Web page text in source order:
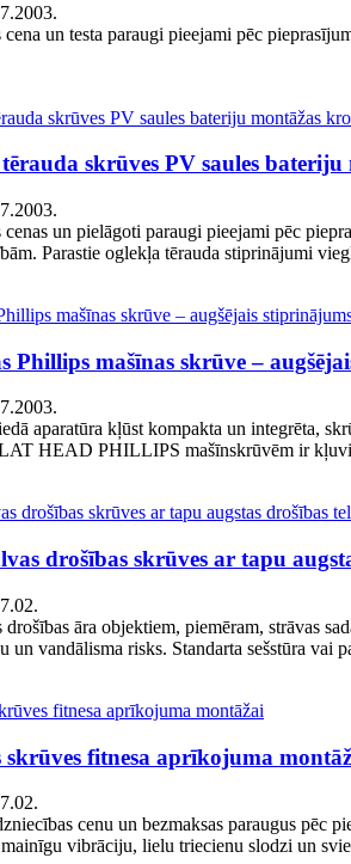
un testa paraugi pieejami pēc
skrūves PV saules
un pielāgoti paraugi pieejami pēc
Parastie oglekļa tērauda stiprinājumi
Phillips mašīnas skrūve –
aparatūra kļūst kompakta un integrēta,
HEAD PHILLIPS mašīnskrūvēm ir
drošības skrūves ar tapu
drošības āra objektiem, piemēram, strāvas
un vandālisma risks. Standarta sešstūra vai
skrūves fitnesa aprīkojuma
cenu un bezmaksas paraugus pēc
vibrāciju, lielu triecienu slodzi un